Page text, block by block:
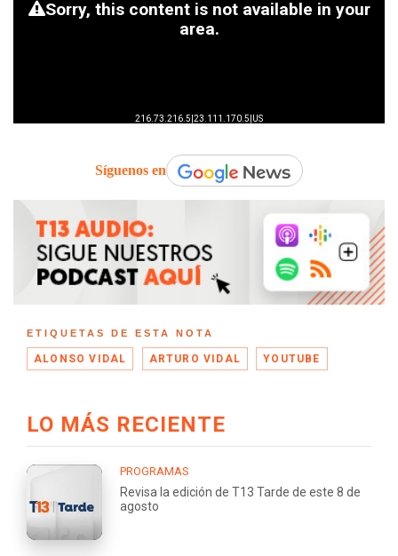
Síguenos en
ETIQUETAS DE ESTA NOTA
ALONSO VIDAL ARTURO VIDAL YOUTUBE
LO MÁS RECIENTE
PROGRAMAS
Revisa la edición de T13 Tarde de este 8 de
agosto